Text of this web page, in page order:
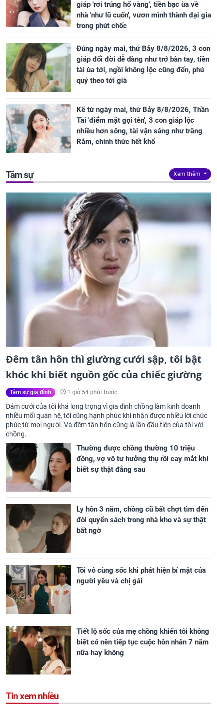
giáp 'rơi trúng hố vàng', tiền bạc ùa về
nhà 'như lũ cuốn', vươn mình thành đại gia
trong phút chốc
Đúng ngày mai, thứ Bảy 8/8/2026, 3 con
giáp đổi đời dễ dàng như trở bàn tay, tiền
tài ùa tới, ngồi không lộc cũng đến, phú
quý theo tới già
Kể từ ngày mai, thứ Bảy 8/8/2026, Thần
Tài 'điểm mặt gọi tên', 3 con giáp lộc
nhiều hơn sông, tài vận sáng như trăng
Rằm, chính thức hết khổ
Tâm sự Xem thêm
Đêm tân hôn thì giường cưới sập, tôi bật
khóc khi biết nguồn gốc của chiếc giường
Tâm sự gia đình 1 giờ 54 phút trước
Đám cưới của tôi khá long trọng vì gia đình chồng làm kinh doanh
nhiều mối quan hệ, tôi cũng hạnh phúc khi nhận được nhiều lời chúc
phúc từ mọi người. Và đêm tân hôn cũng là lần đầu tiên của tôi với
chồng.
Thường được chồng thường 10 triệu
đồng, vợ vô tư hưởng thụ rồi cay mắt khi
biết sự thật đằng sau
Ly hôn 3 năm, chồng cũ bất chợt tìm đến
đòi quyển sách trong nhà kho và sự thật
bất ngờ
Tôi vô cùng sốc khi phát hiện bí mật của
người yêu và chị gái
Tiết lộ sốc của mẹ chồng khiến tôi không
biết có nên tiếp tục cuộc hôn nhân 7 năm
nữa hay không
Tin xem nhiều